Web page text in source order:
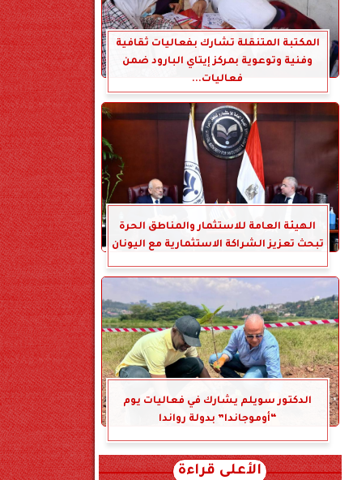
المكتبة المتنقلة تشارك بفعاليات ثقافية
وفنية وتوعوية بمركز إيتاي البارود ضمن
فعاليات...
الهيئة العامة للاستثمار والمناطق الحرة
تبحث تعزيز الشراكة الاستثمارية مع اليونان
الدكتور سويلم يشارك في فعاليات يوم
“أوموجاندا” بدولة رواندا
الأعلى قراءة